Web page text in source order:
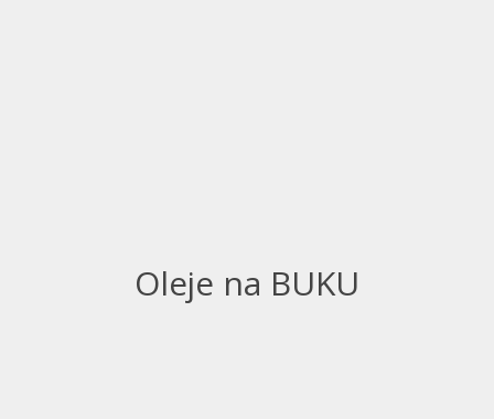
Oleje na BUKU